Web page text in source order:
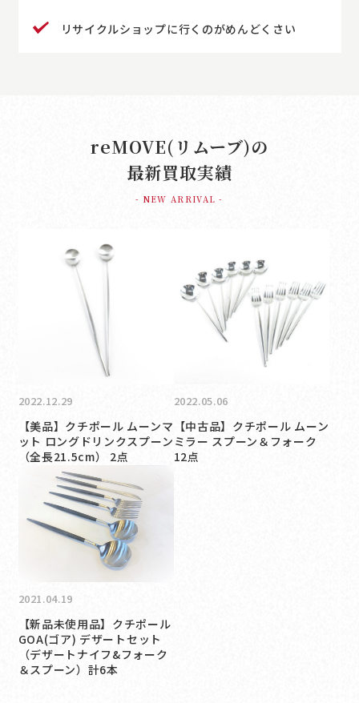
リサイクルショップに行くのがめんどくさい
reMOVE(リムーブ)の
最新買取実績
- NEW ARRIVAL -
2022.12.29
【美品】クチポール ムーンマ
ット ロングドリンクスプーン
（全長21.5cm） 2点
2022.05.06
【中古品】クチポール ムーン
ミラー スプーン＆フォーク
12点
2021.04.19
【新品未使用品】クチポール
GOA(ゴア) デザートセット
（デザートナイフ&フォーク
＆スプーン）計6本